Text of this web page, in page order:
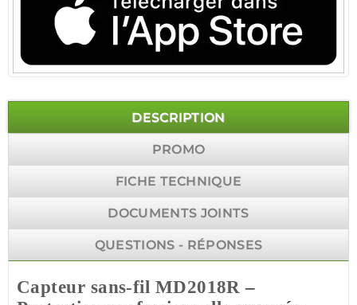
DESCRIPTION
PROMO
FICHE TECHNIQUE
DOCUMENTS JOINTS
QUESTIONS - RÉPONSES
Capteur sans-fil MD2018R –